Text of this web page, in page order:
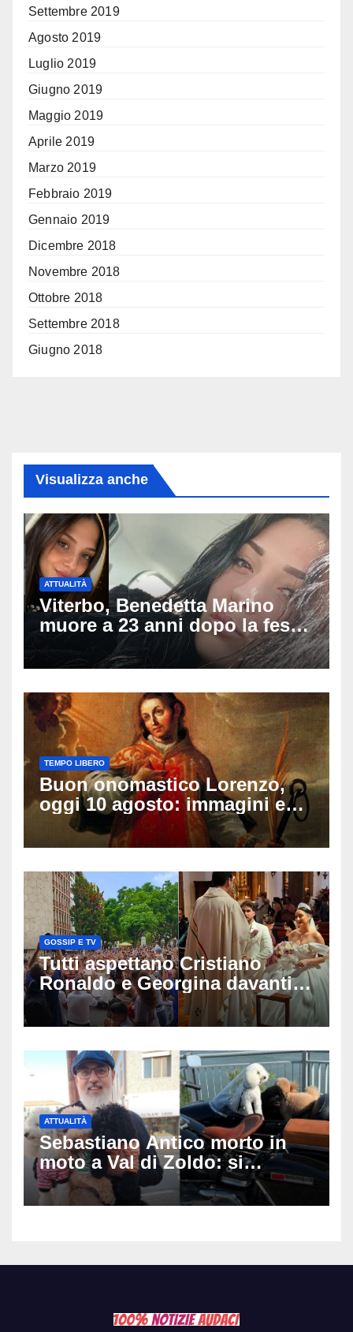
Settembre 2019
Agosto 2019
Luglio 2019
Giugno 2019
Maggio 2019
Aprile 2019
Marzo 2019
Febbraio 2019
Gennaio 2019
Dicembre 2018
Novembre 2018
Ottobre 2018
Settembre 2018
Giugno 2018
Visualizza anche
ATTUALITÀ
Viterbo, Benedetta Marino
muore a 23 anni dopo la festa
di compleanno: trovata senza
vita nell’ex consorzio, è giallo
TEMPO LIBERO
Buon onomastico Lorenzo,
oggi 10 agosto: immagini e
gif di auguri da condividere
sui social
GOSSIP E TV
Tutti aspettano Cristiano
Ronaldo e Georgina davanti
alla cattedrale: ma il
matrimonio era di un’altra
ATTUALITÀ
Sebastiano Antico morto in
moto a Val di Zoldo: si
schianta con il sidecar, salvi i
due cagnolini